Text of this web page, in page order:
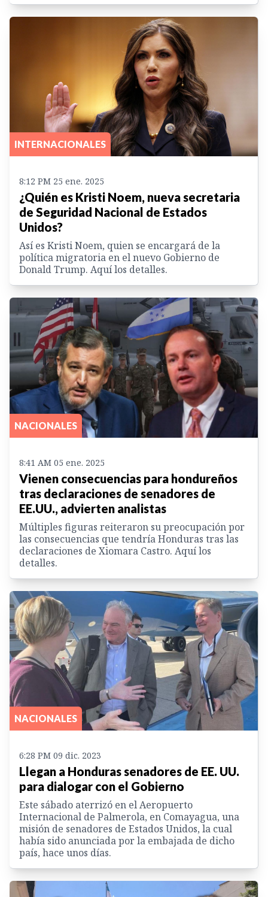
INTERNACIONALES
8:12 PM 25 ene. 2025
¿Quién es Kristi Noem, nueva secretaria
de Seguridad Nacional de Estados
Unidos?
Así es Kristi Noem, quien se encargará de la
política migratoria en el nuevo Gobierno de
Donald Trump. Aquí los detalles.
NACIONALES
8:41 AM 05 ene. 2025
Vienen consecuencias para hondureños
tras declaraciones de senadores de
EE.UU., advierten analistas
Múltiples figuras reiteraron su preocupación por
las consecuencias que tendría Honduras tras las
declaraciones de Xiomara Castro. Aquí los
detalles.
NACIONALES
6:28 PM 09 dic. 2023
Llegan a Honduras senadores de EE. UU.
para dialogar con el Gobierno
Este sábado aterrizó en el Aeropuerto
Internacional de Palmerola, en Comayagua, una
misión de senadores de Estados Unidos, la cual
había sido anunciada por la embajada de dicho
país, hace unos días.